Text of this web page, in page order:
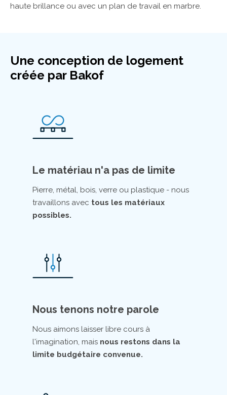
haute brillance ou avec un plan de travail en marbre.
Une conception de logement
créée par Bakof
Le matériau n'a pas de limite
Pierre, métal, bois, verre ou plastique - nous
travaillons avec tous les matériaux
possibles.
Nous tenons notre parole
Nous aimons laisser libre cours à
l'imagination, mais nous restons dans la
limite budgétaire convenue.